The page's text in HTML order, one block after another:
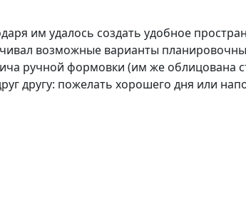
им удалось создать удобное
возможные варианты
ручной формовки (им же облицована
другу: пожелать хорошего дня или